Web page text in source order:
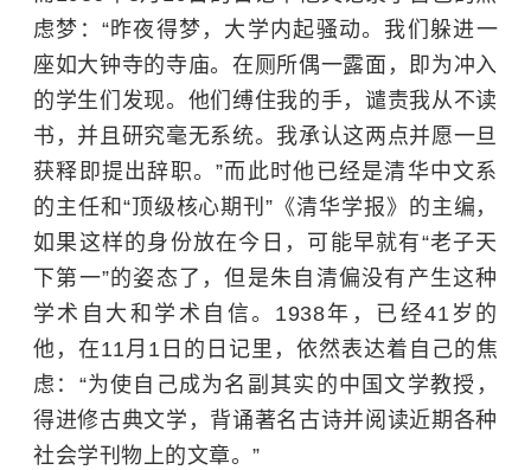
虑梦： “昨夜得梦，大学内起骚动。我们躲进一
座如大钟寺的寺庙。在厕所偶一露面，即为冲入
的学生们发现。他们缚住我的手，谴责我从不读
书，并且研究毫无系统。我承认这两点并愿一旦
获释即提出辞职。”而此时他已经是清华中文系
的主任和“顶级核心期刊”《清华学报》的主编，
如果这样的身份放在今日，可能早就有“老子天
下第一”的姿态了，但是朱自清偏没有产生这种
学术自大和学术自信。1938年，已经41岁的
他，在11月1日的日记里，依然表达着自己的焦
虑： “为使自己成为名副其实的中国文学教授，
得进修古典文学，背诵著名古诗并阅读近期各种
社会学刊物上的文章。”